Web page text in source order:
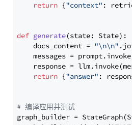
return {"context" :
def generate(state: State):
    docs_content =
"\n\n"
messages =
response =
return {"answer" :
# 编译应用并测试
graph_builder =